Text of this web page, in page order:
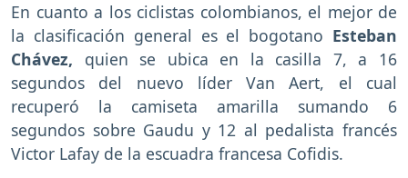
En cuanto a los ciclistas colombianos, el mejor de
la clasificación general es el bogotano Esteban
Chávez, quien se ubica en la casilla 7, a 16
segundos del nuevo líder Van Aert, el cual
recuperó la camiseta amarilla sumando 6
segundos sobre Gaudu y 12 al pedalista francés
Victor Lafay de la escuadra francesa Cofidis.